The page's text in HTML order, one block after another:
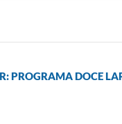
PROGRAMA DOCE